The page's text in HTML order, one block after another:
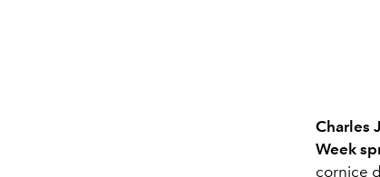
Charles
Week
cornice